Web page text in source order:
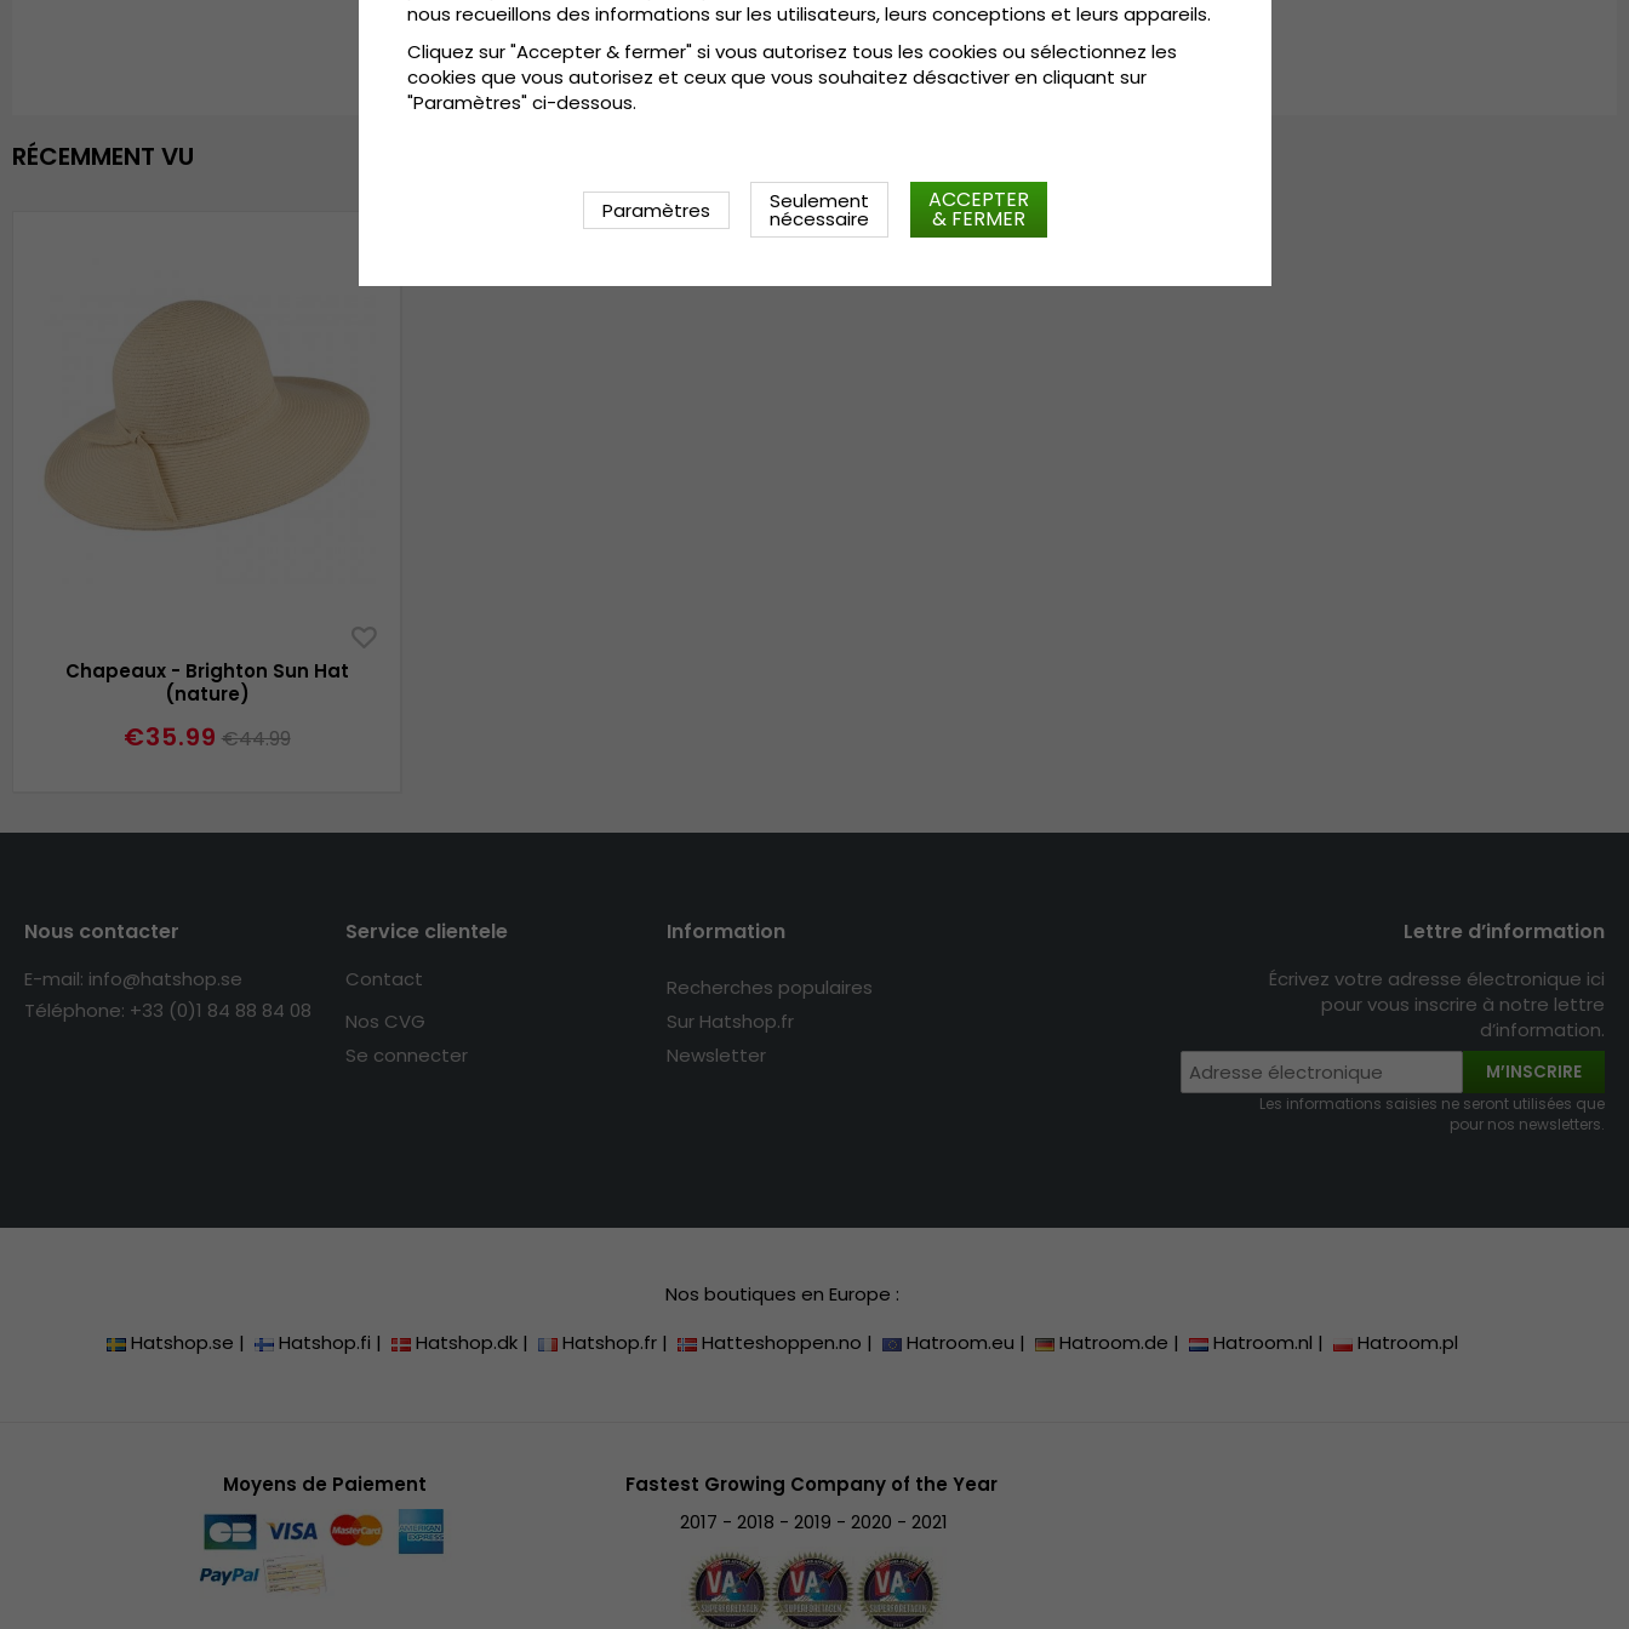
RÉCEMMENT VU
Chapeaux - Brighton Sun Hat
(nature)
€35.99 €44.99
Nous contacter
E-mail: info@hatshop.se
Téléphone: +33 (0)1 84 88 84 08
Service clientele
Contact
Nos CVG
Se connecter
Information
Recherches populaires
Sur Hatshop.fr
Newsletter
Lettre d’information
Écrivez votre adresse électronique ici
pour vous inscrire à notre lettre
d’information.
M’INSCRIRE
Les informations saisies ne seront utilisées que
pour nos newsletters.
Nos boutiques en Europe :
Hatshop.se | Hatshop.fi | Hatshop.dk | Hatshop.fr | Hatteshoppen.no | Hatroom.eu | Hatroom.de | Hatroom.nl | Hatroom.pl
Moyens de Paiement
Fastest Growing Company of the Year
2017 - 2018 - 2019 - 2020 - 2021
nous recueillons des informations sur les utilisateurs, leurs conceptions et leurs appareils.
Cliquez sur "Accepter & fermer" si vous autorisez tous les cookies ou sélectionnez les
cookies que vous autorisez et ceux que vous souhaitez désactiver en cliquant sur
"Paramètres" ci-dessous.
Paramètres Seulement
nécessaire
ACCEPTER
& FERMER